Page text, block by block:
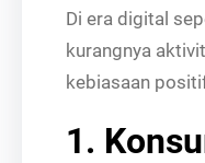
Di era digital
kurangnya
kebiasaan
1.